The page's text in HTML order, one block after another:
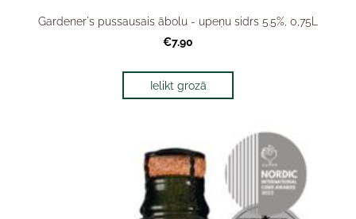
Gardener's pussausais ābolu - upeņu sidrs 5.5%, 0,75L
€7.90
Ielikt grozā